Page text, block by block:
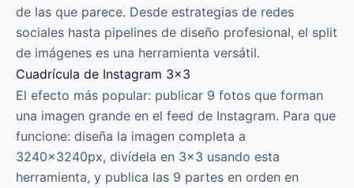
de las que parece. Desde estrategias de redes
sociales hasta pipelines de diseño profesional, el split
de imágenes es una herramienta versátil.
Cuadrícula de Instagram 3×3
El efecto más popular: publicar 9 fotos que forman
una imagen grande en el feed de Instagram. Para que
funcione: diseña la imagen completa a
3240×3240px, divídela en 3×3 usando esta
herramienta, y publica las 9 partes en orden en